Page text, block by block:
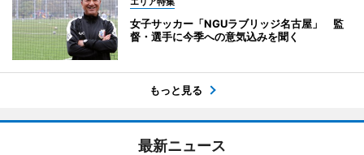
女子サッカー「NGUラブリッジ名古屋」 監
督・選手に今季への意気込みを聞く
もっと見る
最新ニュース